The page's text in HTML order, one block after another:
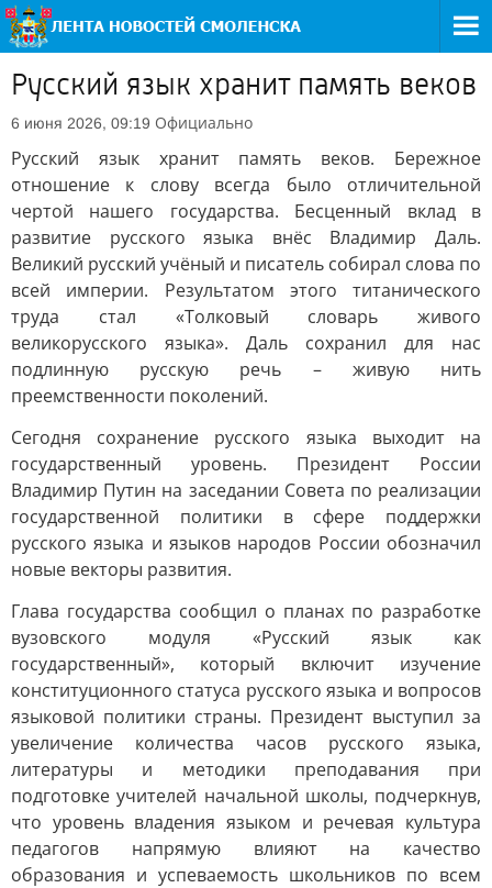
Русский язык хранит память веков
6 июня 2026, 09:19 Официально
Русский язык хранит память веков. Бережное
отношение к слову всегда было отличительной
чертой нашего государства. Бесценный вклад в
развитие русского языка внёс Владимир Даль.
Великий русский учёный и писатель собирал слова по
всей империи. Результатом этого титанического
труда стал «Толковый словарь живого
великорусского языка». Даль сохранил для нас
подлинную русскую речь – живую нить
преемственности поколений.
Сегодня сохранение русского языка выходит на
государственный уровень. Президент России
Владимир Путин на заседании Совета по реализации
государственной политики в сфере поддержки
русского языка и языков народов России обозначил
новые векторы развития.
Глава государства сообщил о планах по разработке
вузовского модуля «Русский язык как
государственный», который включит изучение
конституционного статуса русского языка и вопросов
языковой политики страны. Президент выступил за
увеличение количества часов русского языка,
литературы и методики преподавания при
подготовке учителей начальной школы, подчеркнув,
что уровень владения языком и речевая культура
педагогов напрямую влияют на качество
образования и успеваемость школьников по всем